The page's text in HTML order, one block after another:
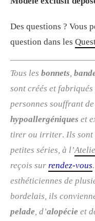
Des questions ? Vous
question dans les
Tous les bonnets
sont créés et
personnes souffrant de
hypoallergéniques et
tirer ou irriter. Ils sont
petites séries, à l’
reçois sur rendez-vous
esthéticiennes de
bordelais, ils
pelade , d’alopécie et